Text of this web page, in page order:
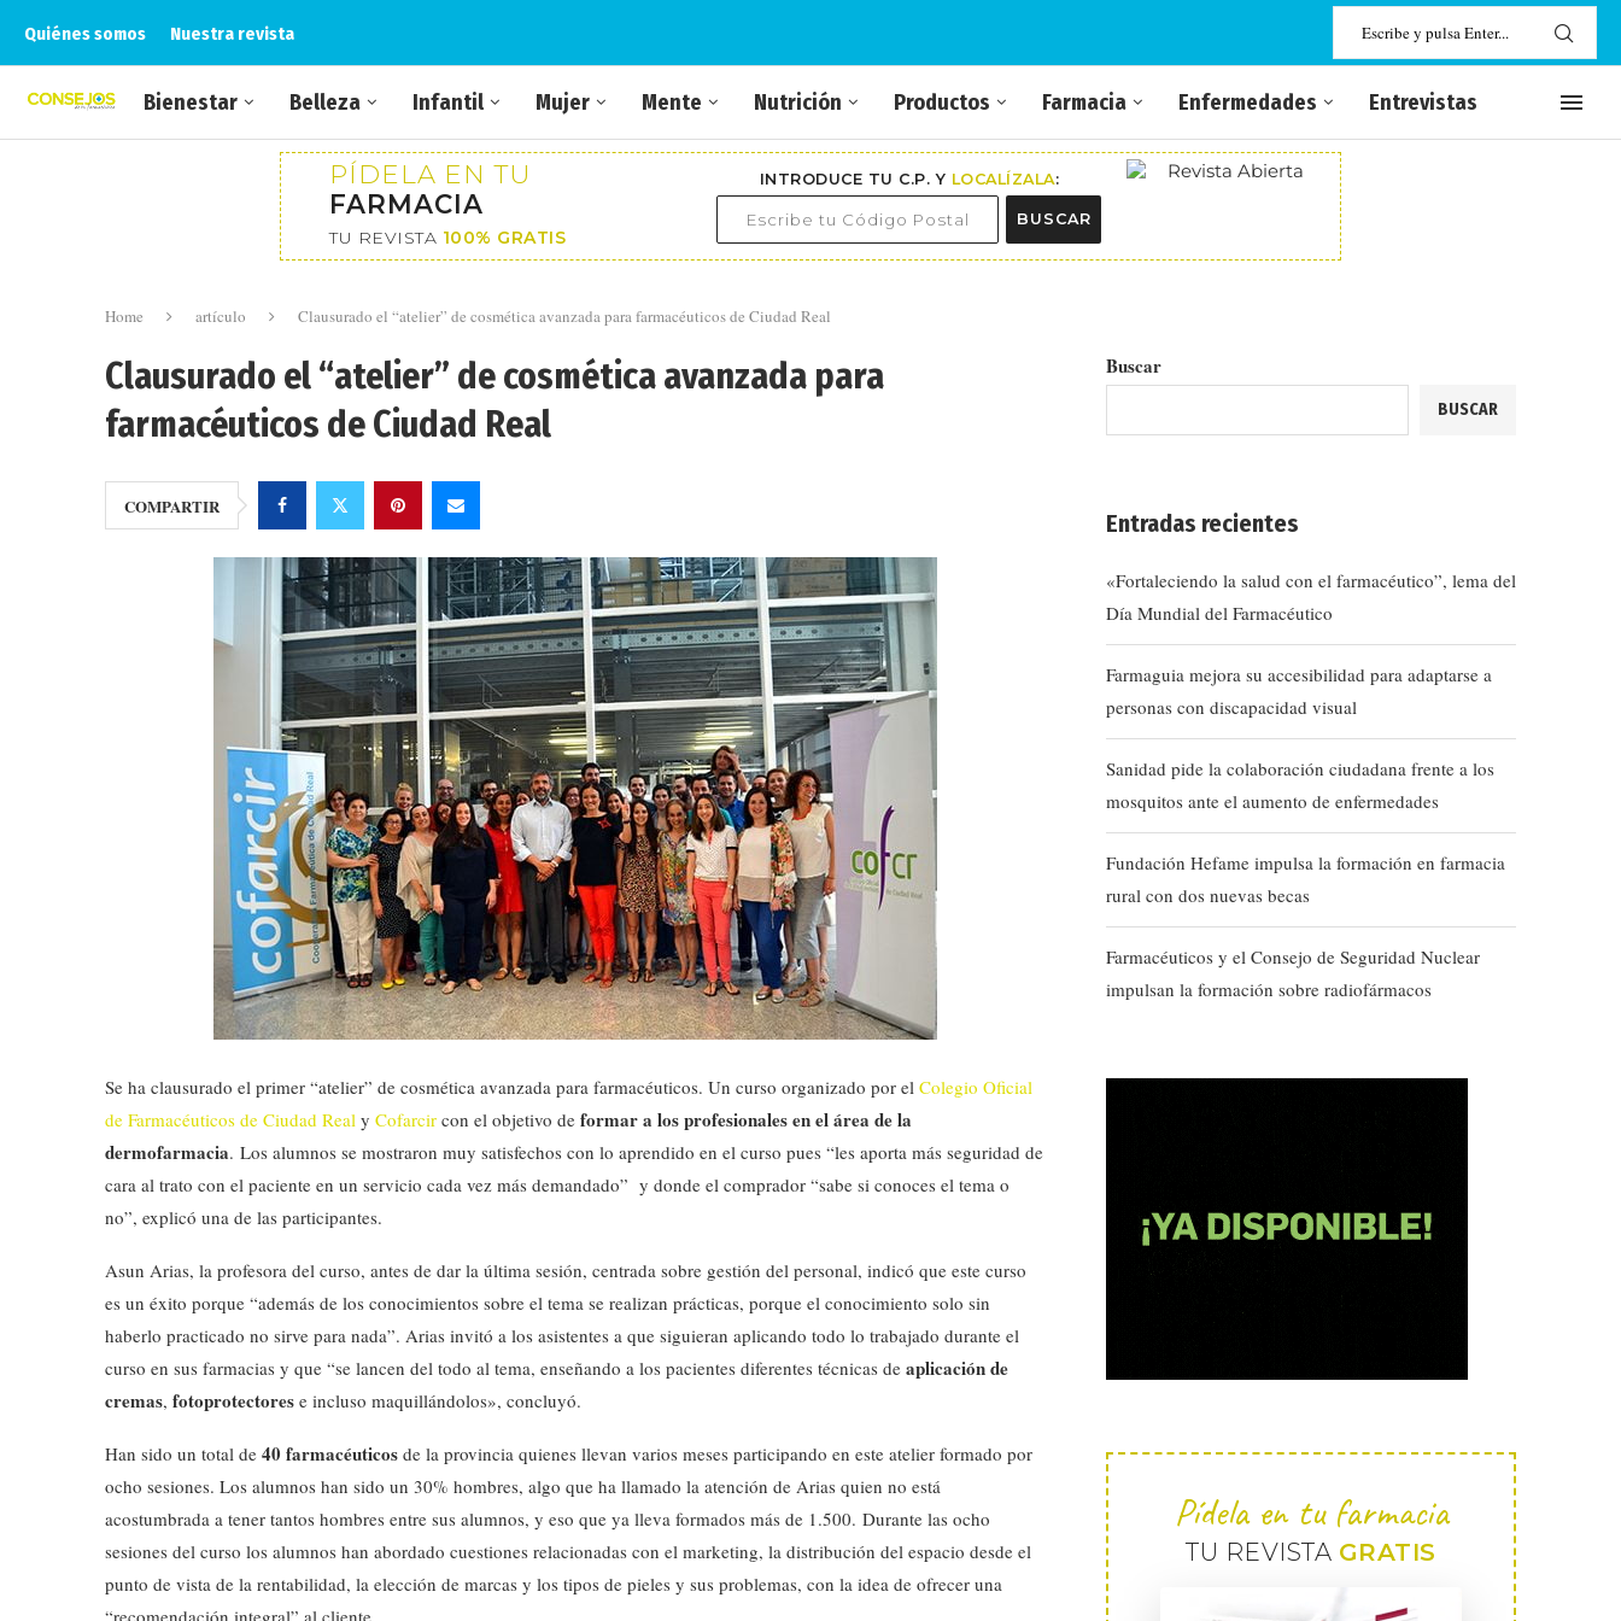
Quiénes somos Nuestra revista
Bienestar Belleza Infantil Mujer Mente Nutrición Productos Farmacia Enfermedades Entrevistas
PÍDELA EN TU
FARMACIA
TU REVISTA 100% GRATIS
INTRODUCE TU C.P. Y LOCALÍZALA:
BUSCAR
Home artículo Clausurado el “atelier” de cosmética avanzada para farmacéuticos de Ciudad Real
Clausurado el “atelier” de cosmética avanzada para
farmacéuticos de Ciudad Real
COMPARTIR
Se ha clausurado el primer “atelier” de cosmética avanzada para farmacéuticos. Un curso organizado por el Colegio Oficial
de Farmacéuticos de Ciudad Real y Cofarcir con el objetivo de formar a los profesionales en el área de la
dermofarmacia. Los alumnos se mostraron muy satisfechos con lo aprendido en el curso pues “les aporta más seguridad de
cara al trato con el paciente en un servicio cada vez más demandado” y donde el comprador “sabe si conoces el tema o
no”, explicó una de las participantes.
Asun Arias, la profesora del curso, antes de dar la última sesión, centrada sobre gestión del personal, indicó que este curso
es un éxito porque “además de los conocimientos sobre el tema se realizan prácticas, porque el conocimiento solo sin
haberlo practicado no sirve para nada”. Arias invitó a los asistentes a que siguieran aplicando todo lo trabajado durante el
curso en sus farmacias y que “se lancen del todo al tema, enseñando a los pacientes diferentes técnicas de aplicación de
cremas, fotoprotectores e incluso maquillándolos», concluyó.
Han sido un total de 40 farmacéuticos de la provincia quienes llevan varios meses participando en este atelier formado por
ocho sesiones. Los alumnos han sido un 30% hombres, algo que ha llamado la atención de Arias quien no está
acostumbrada a tener tantos hombres entre sus alumnos, y eso que ya lleva formados más de 1.500. Durante las ocho
sesiones del curso los alumnos han abordado cuestiones relacionadas con el marketing, la distribución del espacio desde el
punto de vista de la rentabilidad, la elección de marcas y los tipos de pieles y sus problemas, con la idea de ofrecer una
“recomendación integral” al cliente.
Buscar
BUSCAR
Entradas recientes
«Fortaleciendo la salud con el farmacéutico”, lema del
Día Mundial del Farmacéutico
Farmaguia mejora su accesibilidad para adaptarse a
personas con discapacidad visual
Sanidad pide la colaboración ciudadana frente a los
mosquitos ante el aumento de enfermedades
Fundación Hefame impulsa la formación en farmacia
rural con dos nuevas becas
Farmacéuticos y el Consejo de Seguridad Nuclear
impulsan la formación sobre radiofármacos
Pídela en tu farmacia
TU REVISTA GRATIS